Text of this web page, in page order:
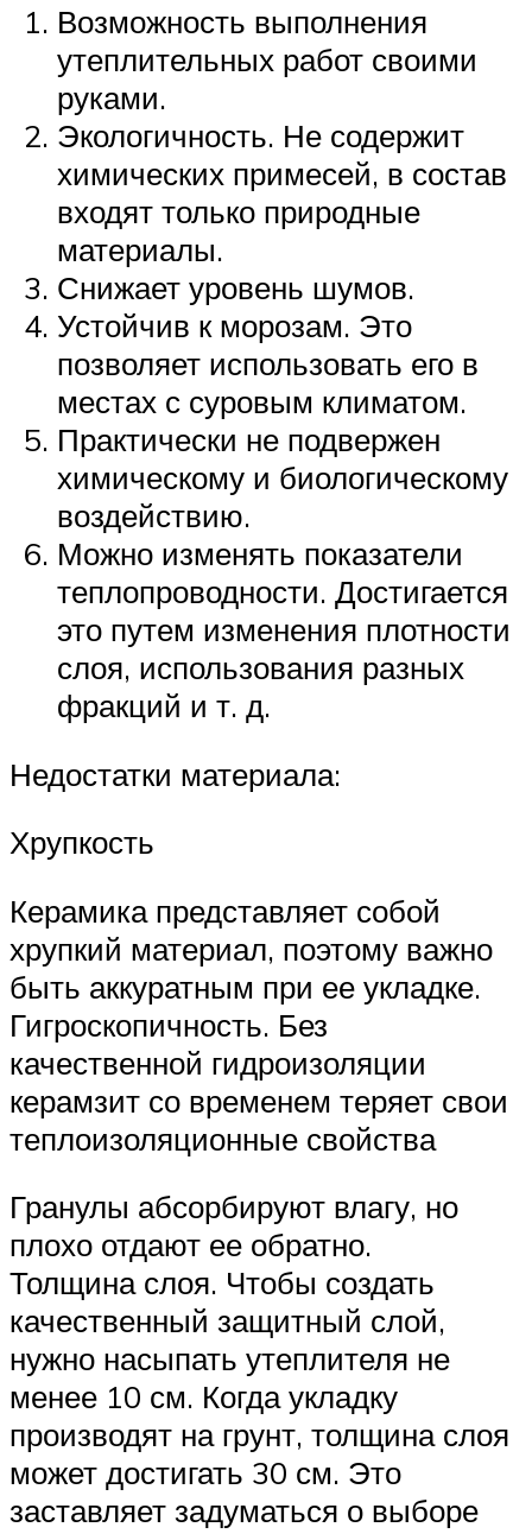
Возможность выполнения
утеплительных работ своими
руками.
Экологичность. Не содержит
химических примесей, в состав
входят только природные
материалы.
Снижает уровень шумов.
Устойчив к морозам. Это
позволяет использовать его в
местах с суровым климатом.
Практически не подвержен
химическому и биологическому
воздействию.
Можно изменять показатели
теплопроводности. Достигается
это путем изменения плотности
слоя, использования разных
фракций и т. д.
Недостатки материала:
Хрупкость
Керамика представляет собой
хрупкий материал, поэтому важно
быть аккуратным при ее укладке.
Гигроскопичность. Без
качественной гидроизоляции
керамзит со временем теряет свои
теплоизоляционные свойства
Гранулы абсорбируют влагу, но
плохо отдают ее обратно.
Толщина слоя. Чтобы создать
качественный защитный слой,
нужно насыпать утеплителя не
менее 10 см. Когда укладку
производят на грунт, толщина слоя
может достигать 30 см. Это
заставляет задуматься о выборе